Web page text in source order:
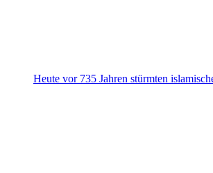
Heute vor 735 Jahren stürmten